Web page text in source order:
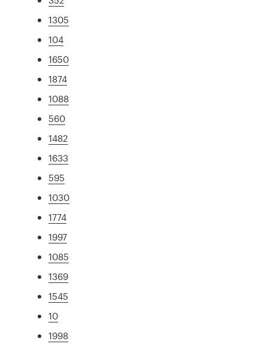
1305
104
1650
1874
1088
560
1482
1633
595
1030
1774
1997
1085
1369
1545
10
1998